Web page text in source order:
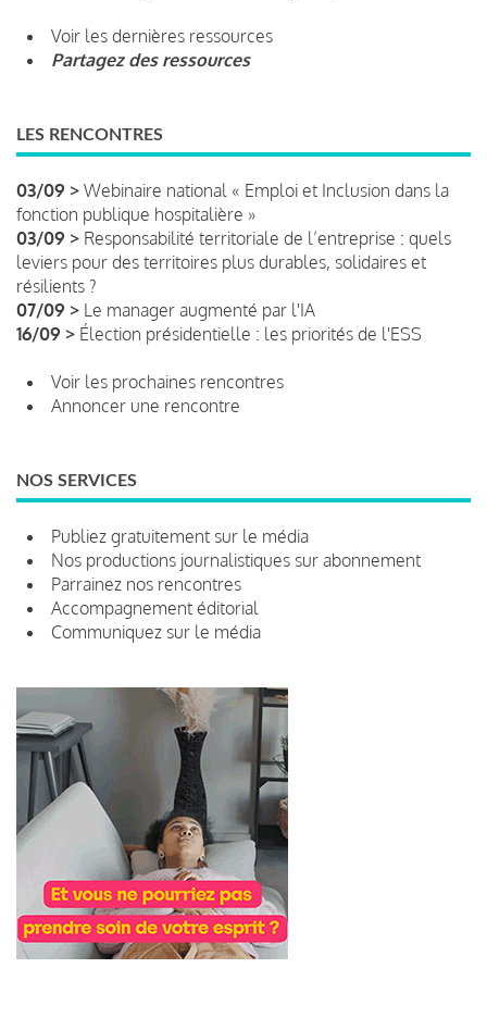
Voir les dernières ressources
Partagez des ressources
LES RENCONTRES
03/09 > Webinaire national « Emploi et Inclusion dans la
fonction publique hospitalière »
03/09 > Responsabilité territoriale de l’entreprise : quels
leviers pour des territoires plus durables, solidaires et
résilients ?
07/09 > Le manager augmenté par l'IA
16/09 > Élection présidentielle : les priorités de l'ESS
Voir les prochaines rencontres
Annoncer une rencontre
NOS SERVICES
Publiez gratuitement sur le média
Nos productions journalistiques sur abonnement
Parrainez nos rencontres
Accompagnement éditorial
Communiquez sur le média